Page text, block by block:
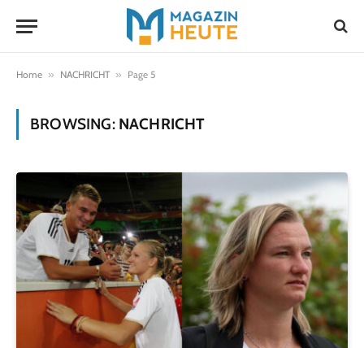
Home » NACHRICHT » Page 5
BROWSING: NACHRICHT